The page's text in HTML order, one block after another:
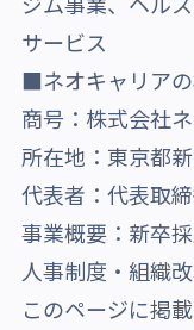
サービス
■ネオキャリア
商号：株式会社
所在地：東京都
代表者：代表取
事業概要：新卒
人事制度・組織
このページに掲